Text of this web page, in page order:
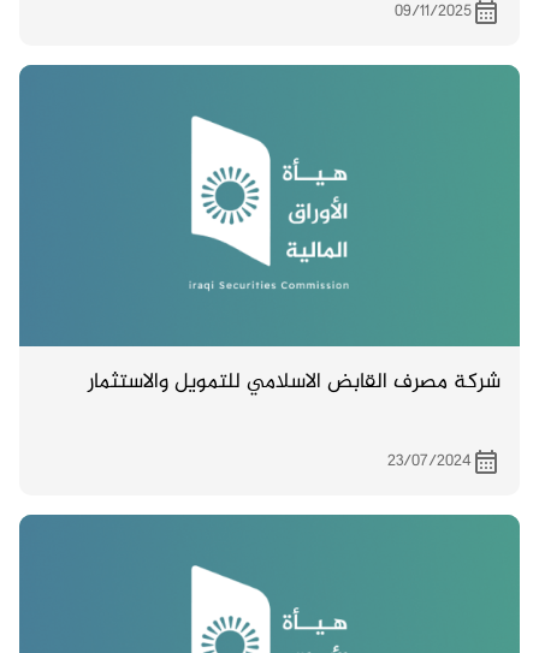
09/11/2025
شركة مصرف القابض الاسلامي للتمويل والاستثمار
23/07/2024